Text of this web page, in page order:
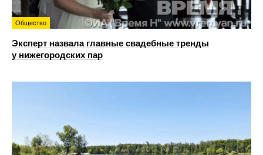
Общество
Эксперт назвала главные свадебные тренды
у нижегородских пар